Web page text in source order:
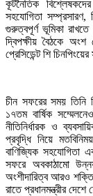
কূটনৈতিক
সহযোগিতা সম্প্রসারণ,
গুরুত্বপূর্ণ ভূমিকা রাখতে
দ্বিপক্ষীয় বৈঠকে অংশ
প্রেসিডেন্ট শি
চীন সফরের সময় তিনি
১৭তম বার্ষিক
নীতিনির্ধারক ও
প্রবৃদ্ধি নিয়ে
বাণিজ্যিক সহযোগিতা
সফরে অবকাঠামো
অংশীদারিত্ব আরও
রাতে প্রধানমন্ত্রীর